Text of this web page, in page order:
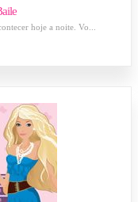
hoje a noite. Vo...